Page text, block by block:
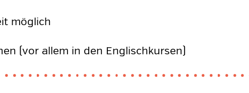
möglich
(vor allem in den Englischkursen)